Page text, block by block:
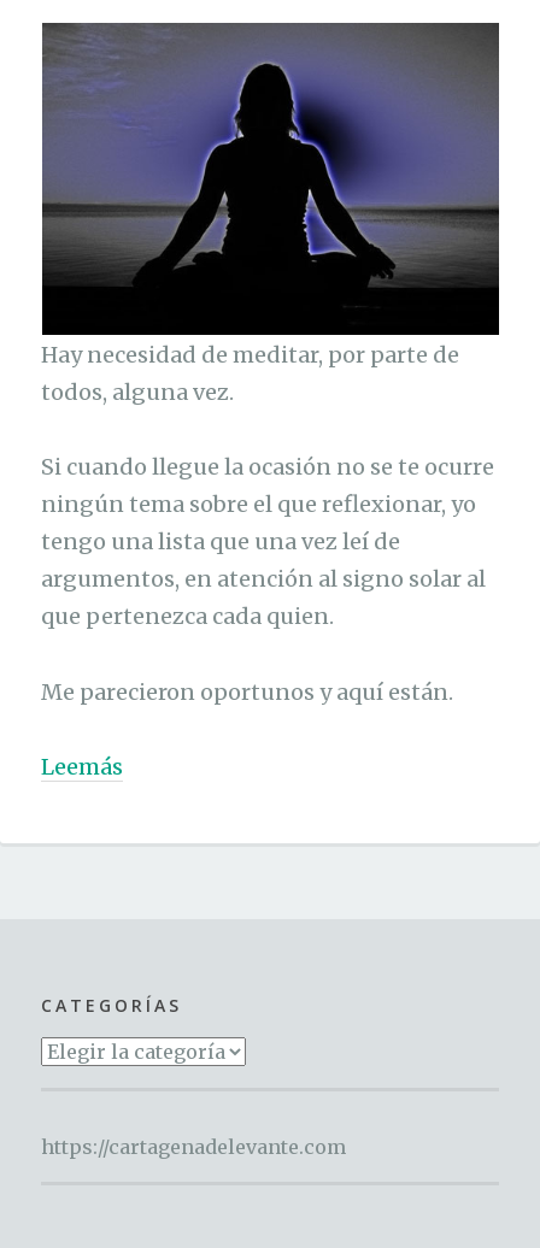
Hay necesidad de meditar, por parte de
todos, alguna vez.
Si cuando llegue la ocasión no se te ocurre
ningún tema sobre el que reflexionar, yo
tengo una lista que una vez leí de
argumentos, en atención al signo solar al
que pertenezca cada quien.
Me parecieron oportunos y aquí están.
Leemás
CATEGORÍAS
Categorías
https://cartagenadelevante.com